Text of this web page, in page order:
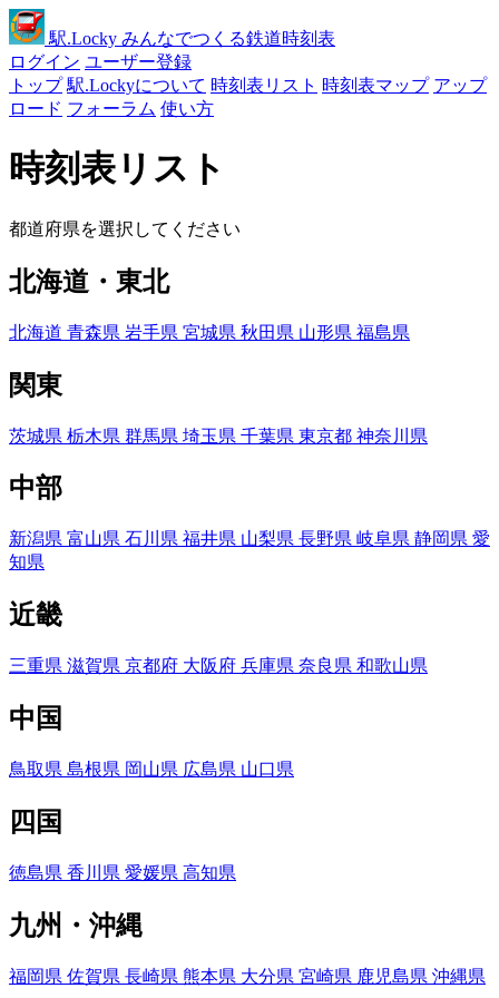
駅.Locky みんなでつくる鉄道時刻表
ログイン ユーザー登録
トップ 駅.Lockyについて 時刻表リスト 時刻表マップ アップ
ロード フォーラム 使い方
時刻表リスト
都道府県を選択してください
北海道・東北
北海道 青森県 岩手県 宮城県 秋田県 山形県 福島県
関東
茨城県 栃木県 群馬県 埼玉県 千葉県 東京都 神奈川県
中部
新潟県 富山県 石川県 福井県 山梨県 長野県 岐阜県 静岡県 愛
知県
近畿
三重県 滋賀県 京都府 大阪府 兵庫県 奈良県 和歌山県
中国
鳥取県 島根県 岡山県 広島県 山口県
四国
徳島県 香川県 愛媛県 高知県
九州・沖縄
福岡県 佐賀県 長崎県 熊本県 大分県 宮崎県 鹿児島県 沖縄県